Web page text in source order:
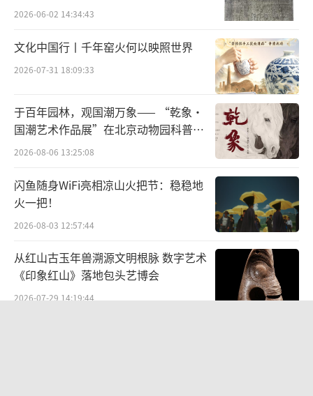
在昆山，像金长英这样的戏迷有很多。对
他们来说，听戏、看戏是一种生活方式。一天
的生活从唱晨曲、听晨曲开始，到傍晚观赏古
戏台上的昆曲演出，仍意犹未尽。
国庆长假，昆山巴城的昆曲小镇熙熙攘
攘。沿着青石板铺成的古道，穿过小桥流水，
步入深巷老宅，随处可闻婉约典雅的昆曲，可
见水袖飞舞的身姿。
小巷的深处，缘源昆曲社、俞玖林工作
室、顾卫英“一旦有戏”工作室等各种以昆曲
为名的社团鳞次栉比。46岁的赵雪娟是土生土
长的巴城人。她大学毕业后在苏州市里工作，2
2026-06-02 14:34:43
文化中国行丨千年窑火何以映照世界
2026-07-31 18:09:33
于百年园林，观国潮万象—— “乾象·
国潮艺术作品展”在北京动物园科普馆
机动展厅开展
2026-08-06 13:25:08
闪鱼随身WiFi亮相凉山火把节：稳稳地
火一把！
2026-08-03 12:57:44
从红山古玉年兽溯源文明根脉 数字艺术
《印象红山》落地包头艺博会
2026-07-29 14:19:44